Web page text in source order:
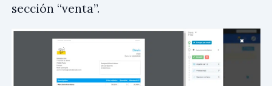
sección “venta”.